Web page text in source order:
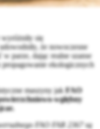
się
że nowoczesne
parze, dając realne szanse
propagowanie ekologicznych
maszyny jakFAO
wgłębny
FAO FAR 2367 są